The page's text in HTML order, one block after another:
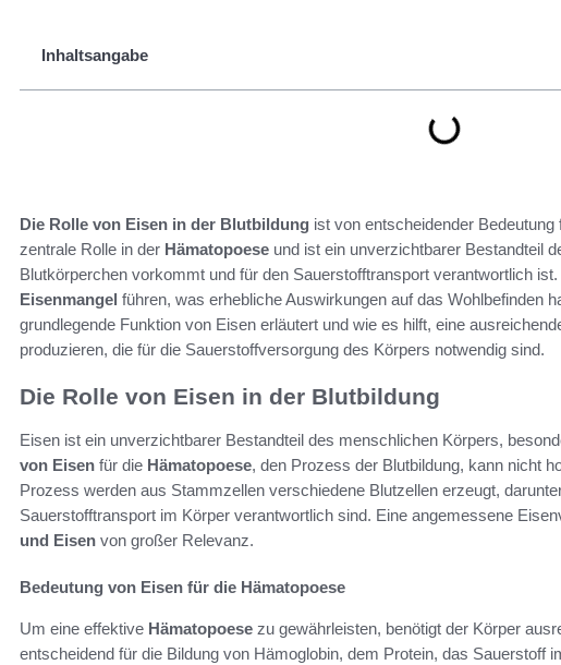
Inhaltsangabe
Die Rolle von Eisen in der Blutbildung ist von entscheidender
zentrale Rolle in der Hämatopoese und ist ein unverzichtbarer Bestandteil
Blutkörperchen vorkommt und für den Sauerstofftransport verantwortlich
Eisenmangel führen, was erhebliche Auswirkungen auf das Wohlbefinden
grundlegende Funktion von Eisen erläutert und wie es hilft, eine
produzieren, die für die Sauerstoffversorgung des Körpers notwendig sind.
Die Rolle von Eisen in der Blutbildung
Eisen ist ein unverzichtbarer Bestandteil des menschlichen Körpers,
von Eisen für die Hämatopoese, den Prozess der Blutbildung, kann nicht
Prozess werden aus Stammzellen verschiedene Blutzellen erzeugt,
Sauerstofftransport im Körper verantwortlich sind. Eine angemessene
und Eisen von großer Relevanz.
Bedeutung von Eisen für die Hämatopoese
Um eine effektive Hämatopoese zu gewährleisten, benötigt der Körper
entscheidend für die Bildung von Hämoglobin, dem Protein, das Sauerstoff